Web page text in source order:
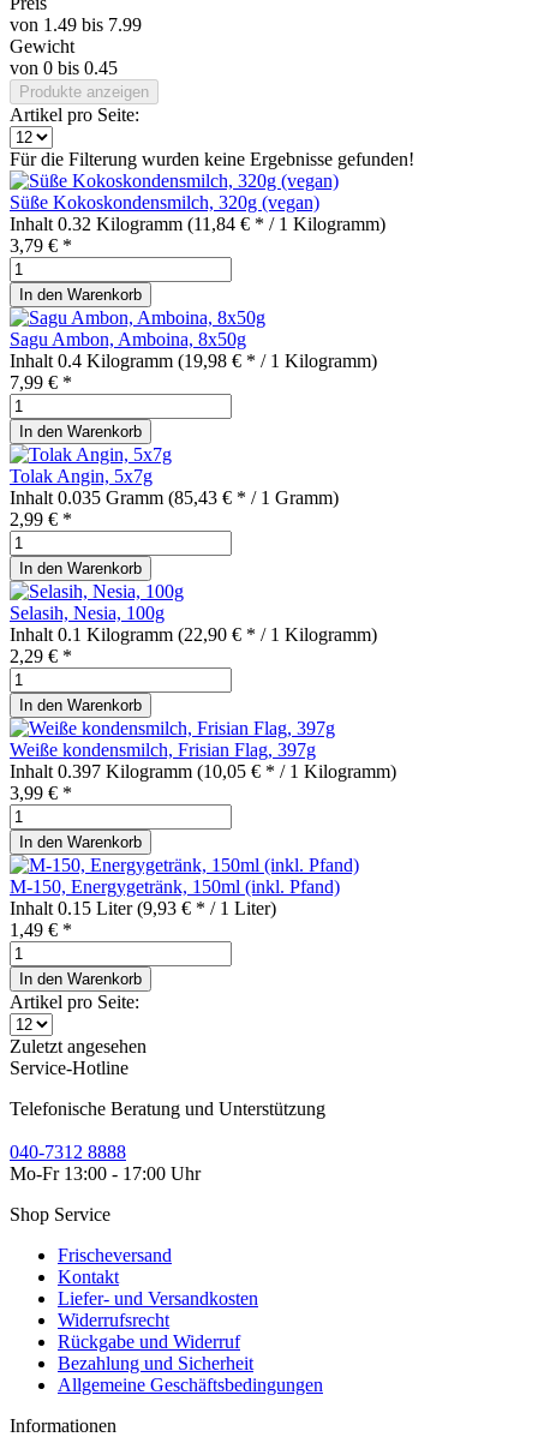
von 1.49 bis 7.99
Gewicht
von 0 bis 0.45
Produkte anzeigen
Artikel pro Seite:
Für die Filterung wurden keine Ergebnisse gefunden!
Süße Kokoskondensmilch, 320g (vegan)
Inhalt 0.32 Kilogramm (11,84 € * / 1 Kilogramm)
3,79 € *
In den Warenkorb
Sagu Ambon, Amboina, 8x50g
Inhalt 0.4 Kilogramm (19,98 € * / 1 Kilogramm)
7,99 € *
In den Warenkorb
Tolak Angin, 5x7g
Inhalt 0.035 Gramm (85,43 € * / 1 Gramm)
2,99 € *
In den Warenkorb
Selasih, Nesia, 100g
Inhalt 0.1 Kilogramm (22,90 € * / 1 Kilogramm)
2,29 € *
In den Warenkorb
Weiße kondensmilch, Frisian Flag, 397g
Inhalt 0.397 Kilogramm (10,05 € * / 1 Kilogramm)
3,99 € *
In den Warenkorb
M-150, Energygetränk, 150ml (inkl. Pfand)
Inhalt 0.15 Liter(9,93 € * / 1 Liter)
1,49 € *
In den Warenkorb
Artikel pro Seite:
Zuletzt angesehen
Service-Hotline
Telefonische Beratung und Unterstützung
040-7312 8888
Mo-Fr 13:00 - 17:00 Uhr
Shop Service
Frischeversand
Kontakt
Liefer- und Versandkosten
Widerrufsrecht
Rückgabe und Widerruf
Bezahlung und Sicherheit
Allgemeine Geschäftsbedingungen
Informationen